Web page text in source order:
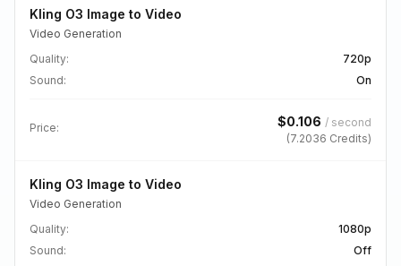
Kling O3 Image to Video
Video Generation
Quality:
720p
Sound: On
Price: $0.106 / second
(7.2036 Credits)
Kling O3 Image to Video
Video Generation
Quality:
1080p
Sound: Off